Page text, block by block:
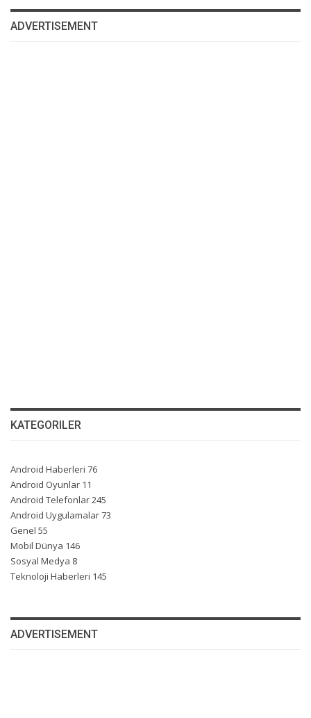
ADVERTISEMENT
KATEGORILER
Android Haberleri 76
Android Oyunlar 11
Android Telefonlar245
Android Uygulamalar73
Genel 55
Mobil Dünya 146
Sosyal Medya 8
Teknoloji Haberleri 145
ADVERTISEMENT